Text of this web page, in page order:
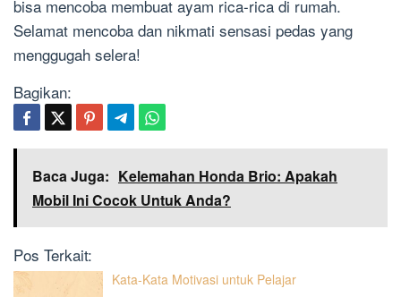
bisa mencoba membuat ayam rica-rica di rumah.
Selamat mencoba dan nikmati sensasi pedas yang
menggugah selera!
Bagikan:
Baca Juga: Kelemahan Honda Brio: Apakah
Mobil Ini Cocok Untuk Anda?
Pos Terkait:
Kata-Kata Motivasi untuk Pelajar